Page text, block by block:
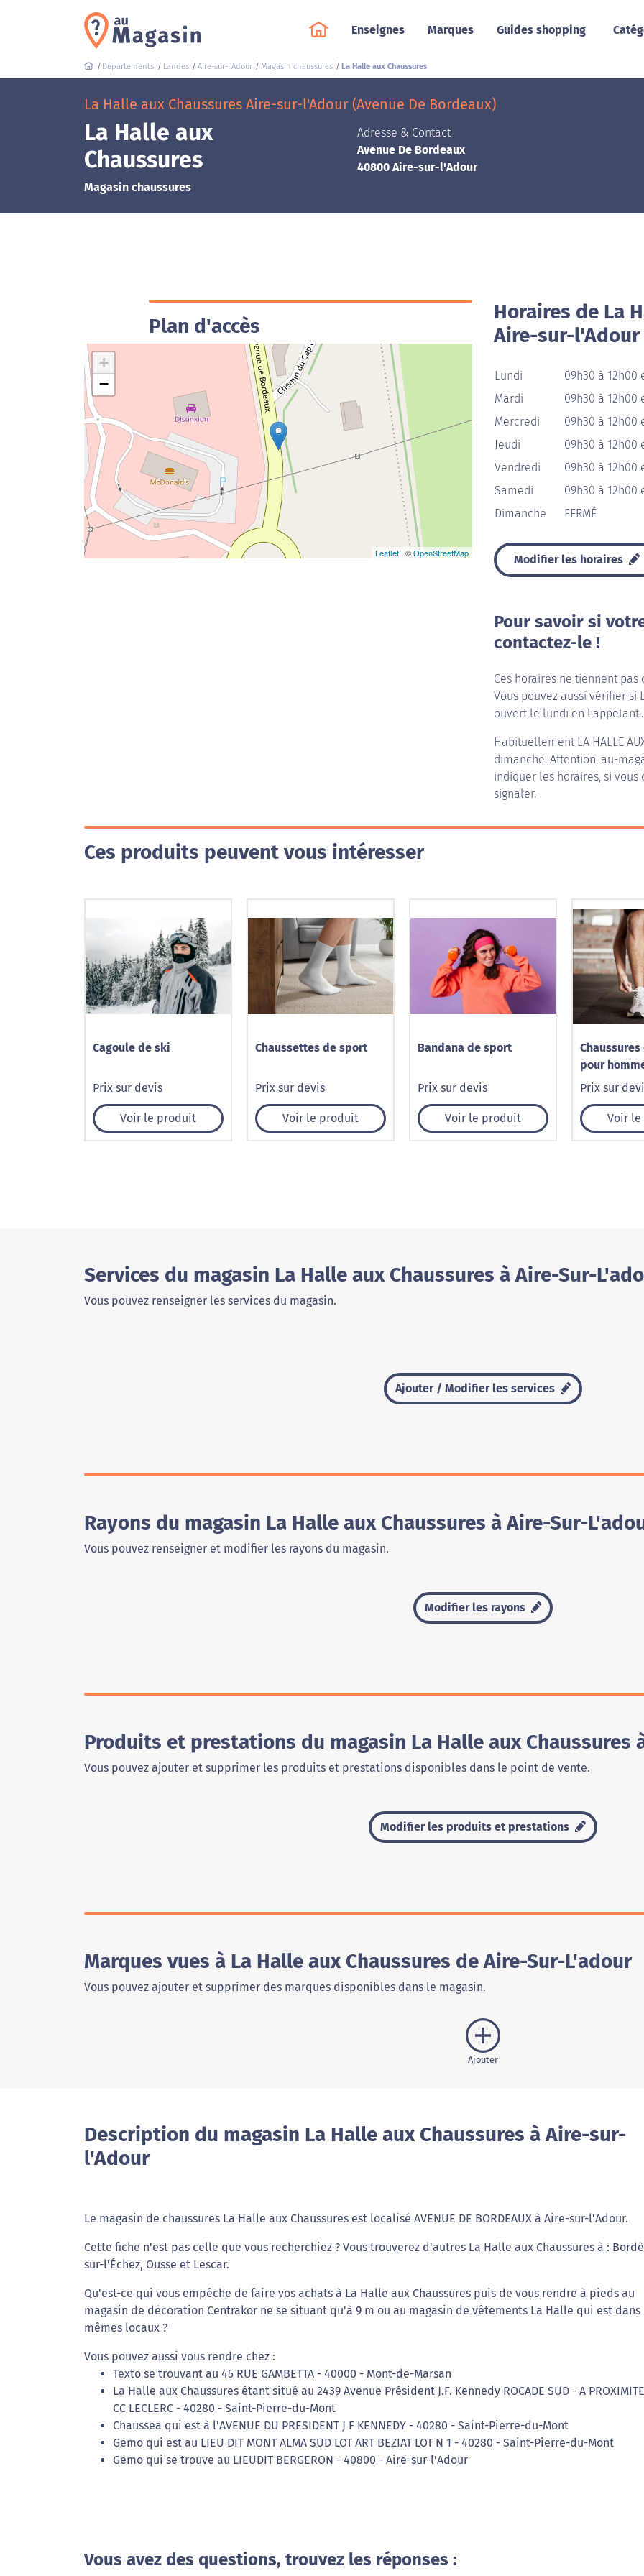
Enseignes Marques Guides shopping
Départements Landes Aire-sur-l'Adour Magasin chaussures La Halle aux Chaussures
La Halle aux Chaussures Aire-sur-l'Adour (Avenue De Bordeaux)
La Halle aux
Chaussures
Magasin chaussures
Adresse & Contact
Avenue De Bordeaux
40800 Aire-sur-l'Adour
Plan d'accès
+
−
Leaflet | ©OpenStreetMap
Horaires de La
Aire-sur-l'Adour
Lundi
09h30 à 12h00
Mardi
09h30 à 12h00
Mercredi
09h30 à 12h00
Jeudi
09h30 à 12h00
Vendredi
09h30 à 12h00
Samedi
09h30 à 12h00
Dimanche
FERMÉ
Modifier les horaires
Pour savoir si
contactez-le !
Ces horaires ne tiennent
Vous pouvez aussi vérifier si
ouvert le lundi en
Habituellement LA HALLE
dimanche. Attention, au-
indiquer les horaires, si
signaler.
Ces produits peuvent vous intéresser
Cagoule de ski
Prix sur devis
Voir le produit
Chaussettes de sport
Prix sur devis
Voir le produit
Bandana de sport
Prix sur devis
Voir le produit
pour
Prix sur
Voir
Services du magasin La Halle aux Chaussures à Aire-Sur-
Vous pouvez renseigner les services du magasin.
Ajouter / Modifier les services
Rayons du magasin La Halle aux Chaussures à Aire-Sur-
Vous pouvez renseigner et modifier les rayons du magasin.
Modifier les rayons
Produits et prestations du magasin La Halle aux Chaussures
Vous pouvez ajouter et supprimer les produits et prestations disponibles dans le point de vente.
Modifier les produits et prestations
Marques vues à La Halle aux Chaussures de Aire-Sur-L'adour
Vous pouvez ajouter et supprimer des marques disponibles dans le magasin.
Ajouter
Description du magasin La Halle aux Chaussures à Aire-sur-
l'Adour
Le magasin de chaussures La Halle aux Chaussures est localisé AVENUE DE BORDEAUX à Aire-sur-l'Adour.
Cette fiche n'est pas celle que vous recherchiez ? Vous trouverez d'autres La Halle aux Chaussures à :
sur-l'Échez, Ousse et Lescar.
Qu'est-ce qui vous empêche de faire vos achats à La Halle aux Chaussures puis de vous rendre à pieds au
magasin de décoration Centrakor ne se situant qu'à 9 m ou au magasin de vêtements La Halle qui est dans
mêmes locaux ?
Vous pouvez aussi vous rendre chez :
Texto se trouvant au 45 RUE GAMBETTA - 40000 - Mont-de-Marsan
La Halle aux Chaussures étant situé au 2439 Avenue Président J.F. Kennedy ROCADE SUD - A
CC LECLERC - 40280 - Saint-Pierre-du-Mont
Chaussea qui est à l'AVENUE DU PRESIDENT J F KENNEDY - 40280 - Saint-Pierre-du-Mont
Gemo qui est au LIEU DIT MONT ALMA SUD LOT ART BEZIAT LOT N 1 - 40280 - Saint-Pierre-du-Mont
Gemo qui se trouve au LIEUDIT BERGERON - 40800 - Aire-sur-l'Adour
Vous avez des questions, trouvez les réponses :